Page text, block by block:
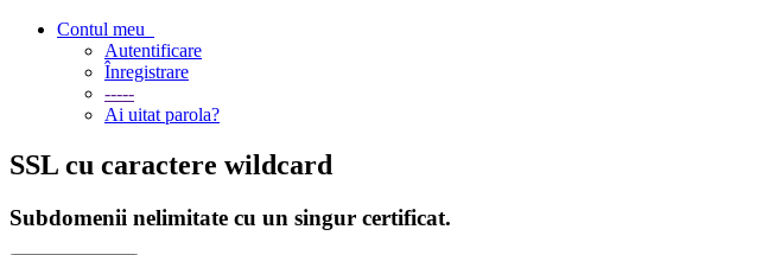
Contul meu
Autentificare
Înregistrare
-----
Ai uitat parola?
SSL cu caractere wildcard
Subdomenii nelimitate cu un singur certificat.